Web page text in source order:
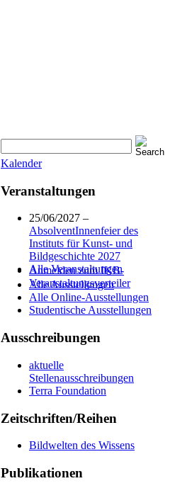
Kalender
Veranstaltungen
25/06/2027 –
AbsolventInnenfeier des
Instituts für Kunst- und
Bildgeschichte 2027
Alle Veranstaltungen
Anmelden zum IKB-
Veranstaltungsverteiler
Alle Ausstellungen
Alle Online-Ausstellungen
Studentische Ausstellungen
Ausschreibungen
aktuelle
Stellenausschreibungen
Terra Foundation
Zeitschriften/Reihen
Bildwelten des Wissens
Publikationen